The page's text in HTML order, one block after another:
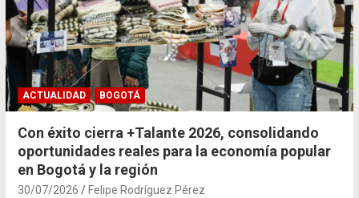
ACTUALIDAD BOGOTÁ
Con éxito cierra +Talante 2026, consolidando
oportunidades reales para la economía popular
en Bogotá y la región
30/07/2026 Felipe Rodríguez Pérez